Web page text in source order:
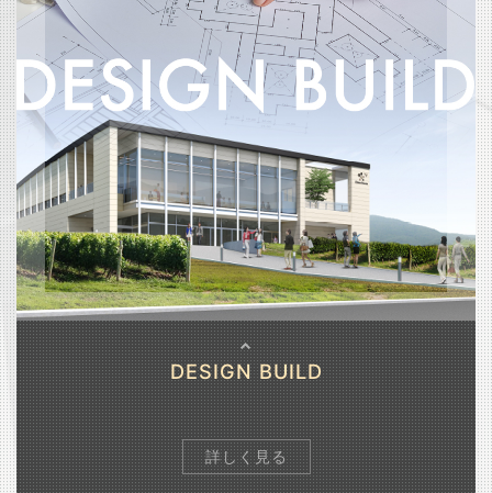
DESIGN BUILD
詳しく見る